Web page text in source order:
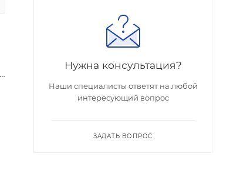
Нужна консультация?
Наши специалисты ответят на любой
интересующий вопрос
ЗАДАТЬ ВОПРОС